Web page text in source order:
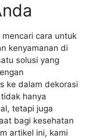
cara untuk
kenyamanan di
solusi yang
ke dalam dekorasi
hanya
tetapi juga
bagi kesehatan
artikel ini, kami